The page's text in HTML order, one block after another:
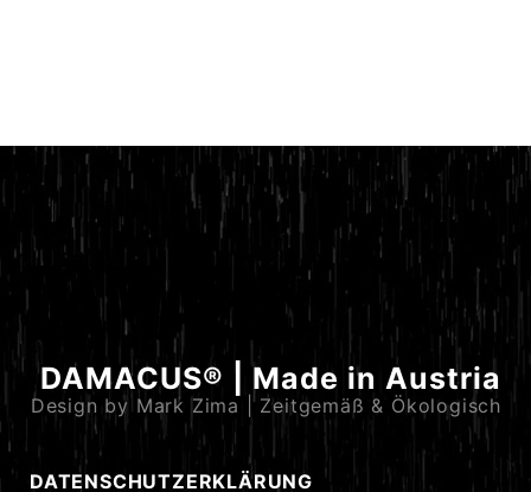
DAMACUS® | Made in Austria
Design by Mark Zima | Zeitgemäß & Ökologisch
DATENSCHUTZERKLÄRUNG